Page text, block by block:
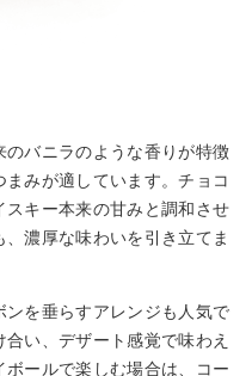
のバニラのような香りが特徴
みが適しています。チョコ
スキー本来の甘みと調和させ
濃厚な味わいを引き立てま
ンを垂らすアレンジも人気で
い、デザート感覚で味わえ
ールで楽しむ場合は、コー